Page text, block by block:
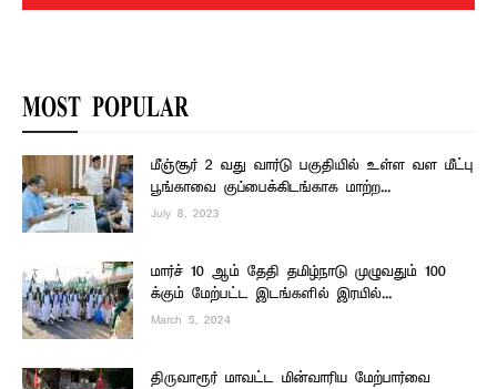
MOST POPULAR
மீஞ்சூர் 2 வது வார்டு பகுதியில் உள்ள வள மீட்பு
பூங்காவை குப்பைக்கிடங்காக மாற்ற...
July 8, 2023
மார்ச் 10 ஆம் தேதி தமிழ்நாடு முழுவதும் 100
க்கும் மேற்பட்ட இடங்களில் இரயில்...
March 5, 2024
திருவாரூர் மாவட்ட மின்வாரிய மேற்பார்வை